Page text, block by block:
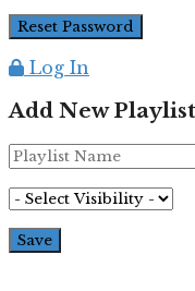
Log In
Add New Playlist